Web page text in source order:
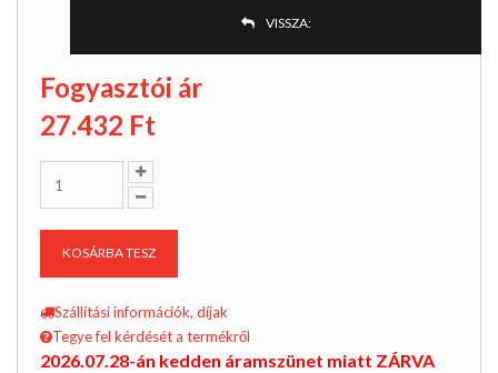
VISSZA:
Fogyasztói ár
27.432 Ft
KOSÁRBA TESZ
Szállítási információk, díjak
Tegye fel kérdését a termékről
2026.07.28-án kedden áramszünet miatt ZÁRVA